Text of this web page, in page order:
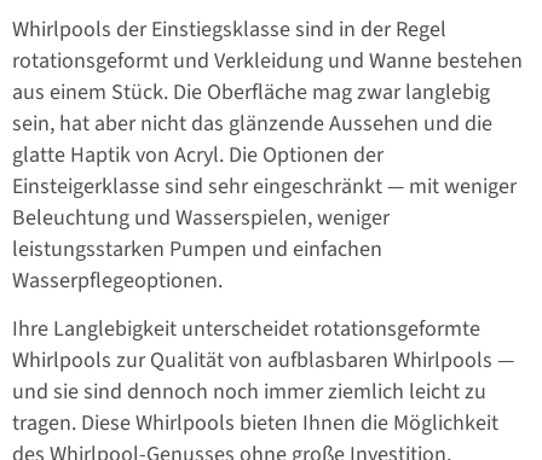
Whirlpools der Einstiegsklasse sind in der Regel
rotationsgeformt und Verkleidung und Wanne bestehen
aus einem Stück. Die Oberfläche mag zwar langlebig
sein, hat aber nicht das glänzende Aussehen und die
glatte Haptik von Acryl. Die Optionen der
Einsteigerklasse sind sehr eingeschränkt — mit weniger
Beleuchtung und Wasserspielen, weniger
leistungsstarken Pumpen und einfachen
Wasserpflegeoptionen.
Ihre Langlebigkeit unterscheidet rotationsgeformte
Whirlpools zur Qualität von aufblasbaren Whirlpools —
und sie sind dennoch noch immer ziemlich leicht zu
tragen. Diese Whirlpools bieten Ihnen die Möglichkeit